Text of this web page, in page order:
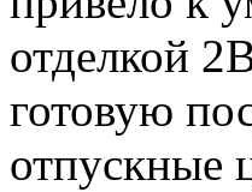
отделкой
готовую
отпускные